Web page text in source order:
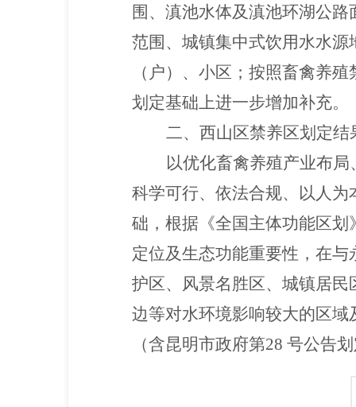
围、滇池水体及滇池环湖公
范围、城镇集中式饮用水水
（户）、小区；按照畜禽养
划定基础上进一步增加补充。
二、西山区禁养区划定结
以优化畜禽养殖产业布
科学可行、依法合规、以人
础，根据《全国主体功能区
定位及生态功能重要性，在
护区、风景名胜区、城镇居
边等对水环境影响较大的区域
（含昆明市政府第28 号公告